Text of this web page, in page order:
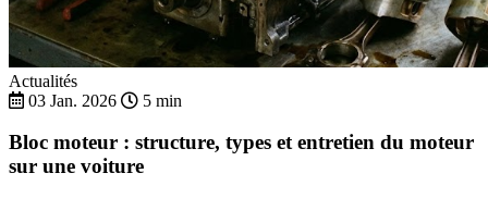
Actualités
03 Jan. 2026
5 min
Bloc moteur : structure, types et entretien du moteur
sur une voiture